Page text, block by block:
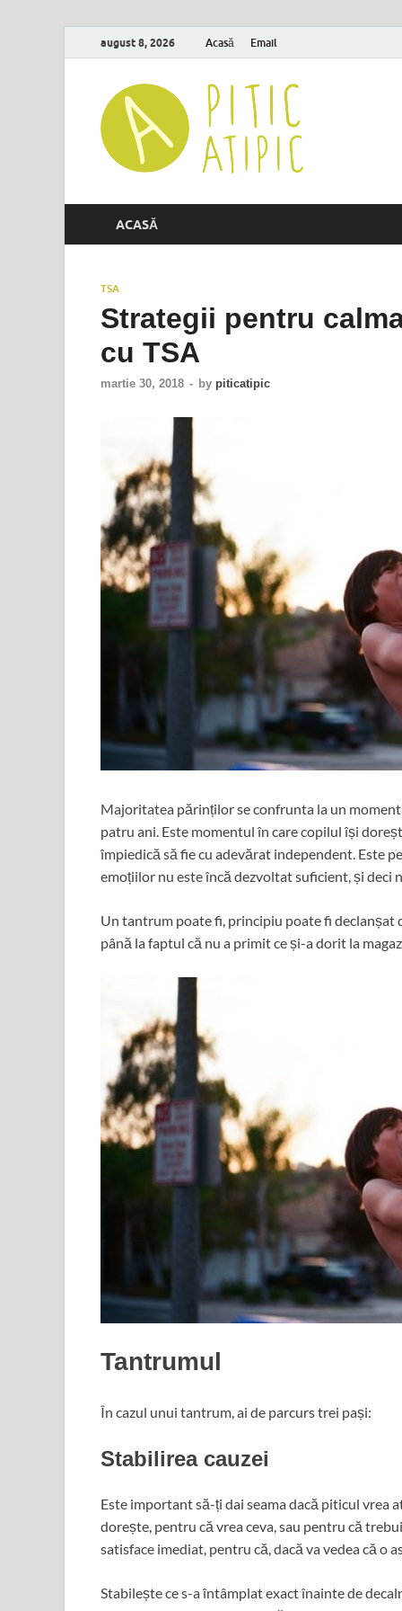
august 8, 2026 Acasă Email
ACASĂ
TSA
Strategii pentru
cu TSA
martie 30, 2018 - by piticatipic
Majoritatea părinților se confrunta la un
patru ani. Este momentul în care copilul își
împiedică să fie cu adevărat independent. Este
emoțiilor nu este încă dezvoltat suficient, și deci
Un tantrum poate fi, principiu poate fi declanșat
până la faptul că nu a primit ce și-a dorit la
Tantrumul
În cazul unui tantrum, ai de parcurs trei pași:
Stabilirea cauzei
Este important să-ți dai seama dacă piticul vrea
dorește, pentru că vrea ceva, sau pentru că
satisface imediat, pentru că, dacă va vedea că o
Stabilește ce s-a întâmplat exact înainte de